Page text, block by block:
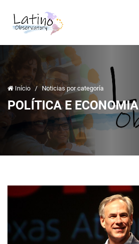
Início / Noticias por categoría
POLÍTICA E ECONOMIA